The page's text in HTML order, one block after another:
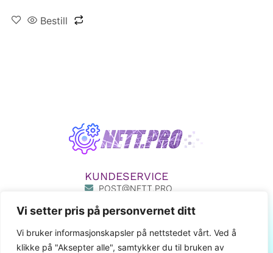
Vi setter pris på personvernet ditt
Vi bruker informasjonskapsler på nettstedet vårt. Ved å
klikke på "Aksepter alle", samtykker du til bruken av
Bestill
KUNDESERVICE
POST@NETT.PRO
411 80 777
MIN SIDE